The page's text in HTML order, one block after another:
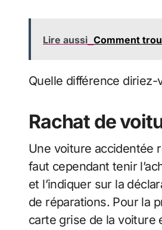
Lire aussi Comment
Quelle différence
Rachat de
Une voiture accidentée
faut cependant tenir
et l’indiquer sur la
de réparations. Pour la
carte grise de la voiture